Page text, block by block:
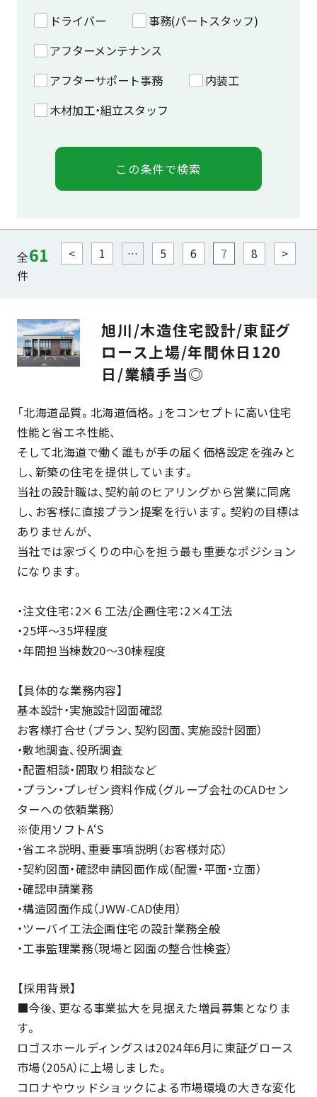
ドライバー
事務(パートスタッフ)
アフターメンテナンス
アフターサポート事務
内装工
木材加工・組立スタッフ
全61
件
< 1 … 5 6 7 8 >
旭川/木造住宅設計/東証グ
ロース上場/年間休日120
日/業績手当◎
「北海道品質。北海道価格。」をコンセプトに高い住宅
性能と省エネ性能、
そして北海道で働く誰もが手の届く価格設定を強みと
し、新築の住宅を提供しています。
当社の設計職は、契約前のヒアリングから営業に同席
し、お客様に直接プラン提案を行います。契約の目標は
ありませんが、
当社では家づくりの中心を担う最も重要なポジション
になります。
・注文住宅：2×６工法/企画住宅：2×4工法
・25坪～35坪程度
・年間担当棟数20～30棟程度
【具体的な業務内容】
基本設計・実施設計図面確認
お客様打合せ（プラン、契約図面、実施設計図面）
・敷地調査、役所調査
・配置相談・間取り相談など
・プラン・プレゼン資料作成（グループ会社のCADセン
ターへの依頼業務）
※使用ソフトA‘S
・省エネ説明、重要事項説明（お客様対応）
・契約図面・確認申請図面作成（配置・平面・立面）
・確認申請業務
・構造図面作成（JWW-CAD使用）
・ツーバイ工法企画住宅の設計業務全般
・工事監理業務（現場と図面の整合性検査）
【採用背景】
■今後、更なる事業拡大を見据えた増員募集となりま
す。
ロゴスホールディングスは2024年6月に東証グロース
市場（205A）に上場しました。
コロナやウッドショックによる市場環境の大きな変化